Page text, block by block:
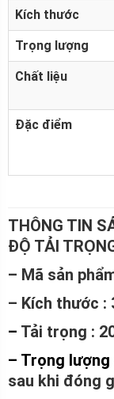
Kích thước
Trọng lượng
Chất liệu
Đặc điểm
THÔNG TIN
ĐỘ TẢI
– Mã sản
– Kích thước :
– Tải trọng :
– Trọng lượng
sau khi đóng